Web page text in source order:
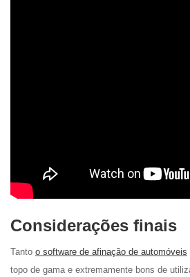
Considerações finais
Tanto o software de afinação de automóveis
topo de gama e extremamente bons de